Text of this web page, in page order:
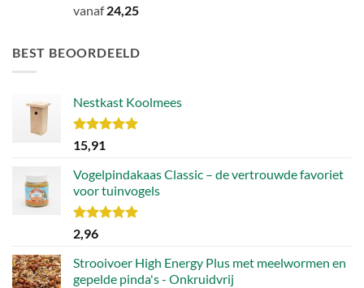
Waardering
uit 5
vanaf24,25
BEST BEOORDEELD
Nestkast Koolmees
Waardering
5.00
15,91
Vogelpindakaas Classic – de vertrouwde favoriet
voor tuinvogels
Waardering
5.00
2,96
Strooivoer High Energy Plus met meelwormen en
gepelde pinda's - Onkruidvrij